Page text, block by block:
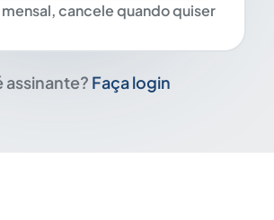
cancele quando quiser
assinante? Faça login